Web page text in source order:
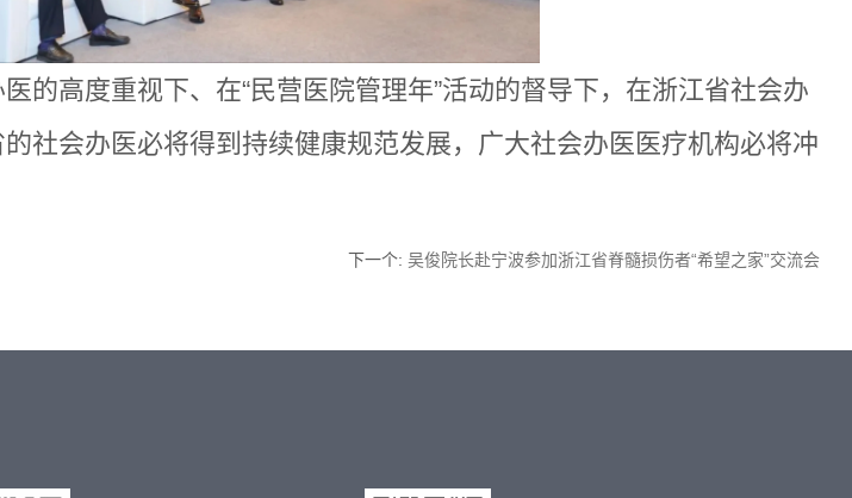
的高度重视下、在“民营医院管理年”活动的督导下，在浙江省社会办
社会办医必将得到持续健康规范发展，广大社会办医医疗机构必将冲
下一个: 吴俊院长赴宁波参加浙江省脊髓损伤者“希望之家”交流会